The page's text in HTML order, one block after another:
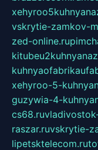
vskrytie-zamkov-
zed-online.ru
xehyroo-5-
guzywia-4-
cs68.ru
raszar.ruvskrytie-
lipetsktelecom.ru